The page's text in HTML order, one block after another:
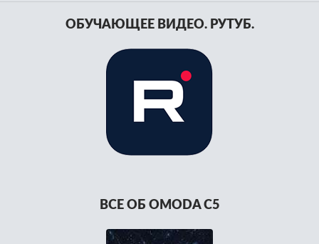
ОБУЧАЮЩЕЕ ВИДЕО. РУТУБ.
ВСЕ ОБ OMODA C5